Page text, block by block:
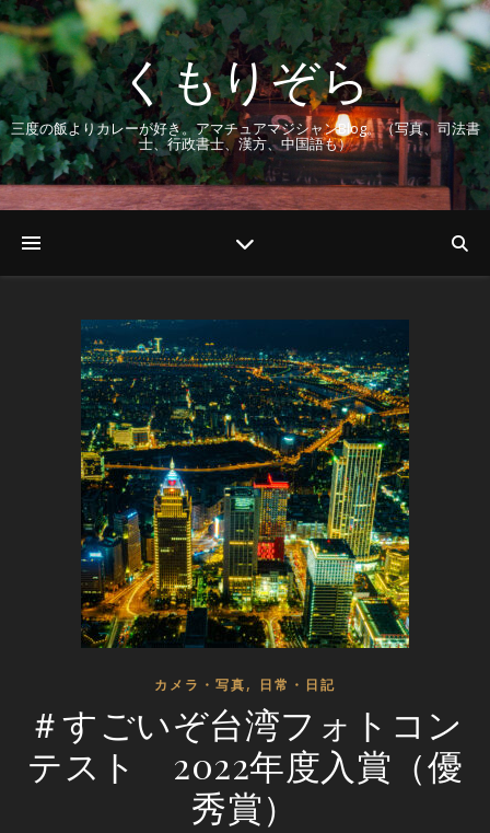
くもりぞら
三度の飯よりカレーが好き。アマチュアマジシャンBlog。（写真、司法書
士、行政書士、漢方、中国語も）
カメラ・写真, 日常・日記
＃すごいぞ台湾フォトコン
テスト 2022年度入賞（優
秀賞）